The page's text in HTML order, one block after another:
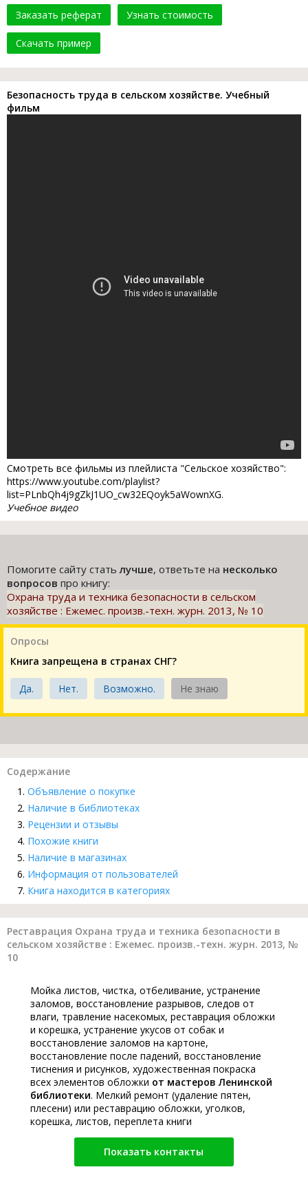
Заказать реферат Узнать стоимость
Скачать пример
Безопасность труда в сельском хозяйстве. Учебный
фильм
Смотреть все фильмы из плейлиста "Сельское хозяйство":
https://www.youtube.com/playlist?
list=PLnbQh4j9gZkJ1UO_cw32EQoyk5aWownXG.
Учебное видео
Помогите сайту статьлучше, ответьте на несколько
вопросов про книгу:
Охрана труда и техника безопасности в сельском
хозяйстве : Ежемес. произв.-техн. журн. 2013, № 10
Опросы
Книга запрещена в странах СНГ?
Да. Нет. Возможно. Не знаю
Содержание
Объявление о покупке
Наличие в библиотеках
Рецензии и отзывы
Похожие книги
Наличие в магазинах
Информация от пользователей
Книга находится в категориях
Реставрация Охрана труда и техника безопасности в
сельском хозяйстве : Ежемес. произв.-техн. журн. 2013, №
10
Мойка листов, чистка, отбеливание, устранение
заломов, восстановление разрывов, следов от
влаги, травление насекомых, реставрация обложки
и корешка, устранение укусов от собак и
восстановление заломов на картоне,
восстановление после падений, восстановление
тиснения и рисунков, художественная покраска
всех элементов обложки от мастеров Ленинской
библиотеки. Мелкий ремонт (удаление пятен,
плесени) или реставрацию обложки, уголков,
корешка, листов, переплета книги
Показать контакты